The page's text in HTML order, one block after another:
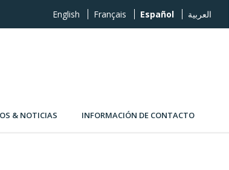
English Français Español العربية
& NOTICIAS INFORMACIÓN DE CONTACTO